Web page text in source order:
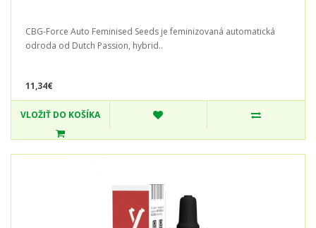
CBG-Force Auto Feminised Seeds je feminizovaná automatická
odroda od Dutch Passion, hybrid..
11,34€
VLOŽIŤ DO KOŠÍKA